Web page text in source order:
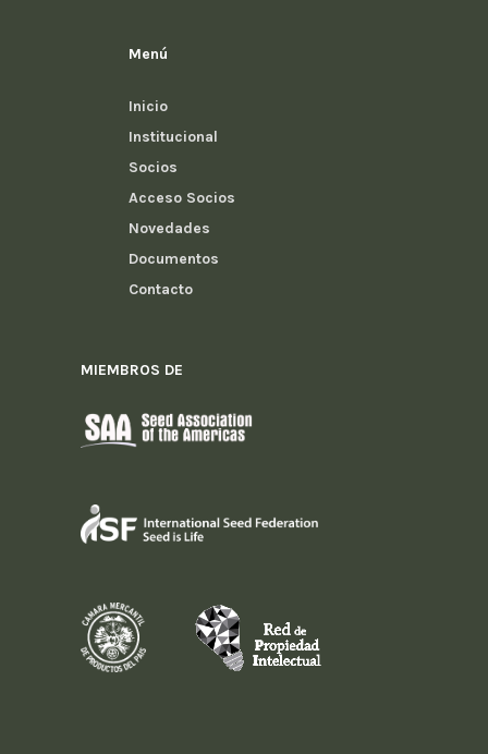
Menú
Inicio
Institucional
Socios
Acceso Socios
Novedades
Documentos
Contacto
MIEMBROS DE